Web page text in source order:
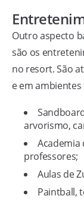
Outro aspecto
são os
no resort. São
e em ambientes
arvorismo,
Academia
professores;
Aulas de
Paintball,